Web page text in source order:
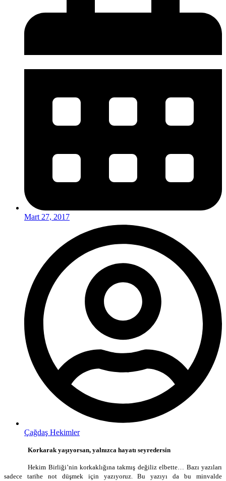
Mart 27, 2017
Çağdaş Hekimler
Korkarak yaşıyorsan, yalnızca hayatı seyredersin
Hekim Birliği’nin korkaklığına takmış değiliz elbette… Bazı yazıları
sadece tarihe not düşmek için yazıyoruz. Bu yazıyı da bu minvalde